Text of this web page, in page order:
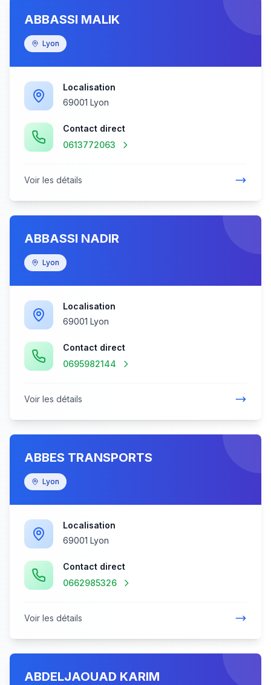
ABBASSI MALIK
Lyon
Localisation
69001 Lyon
Contact direct
0613772063
Voir les détails
ABBASSI NADIR
Lyon
Localisation
69001 Lyon
Contact direct
0695982144
Voir les détails
ABBES TRANSPORTS
Lyon
Localisation
69001 Lyon
Contact direct
0662985326
Voir les détails
ABDELJAOUAD KARIM